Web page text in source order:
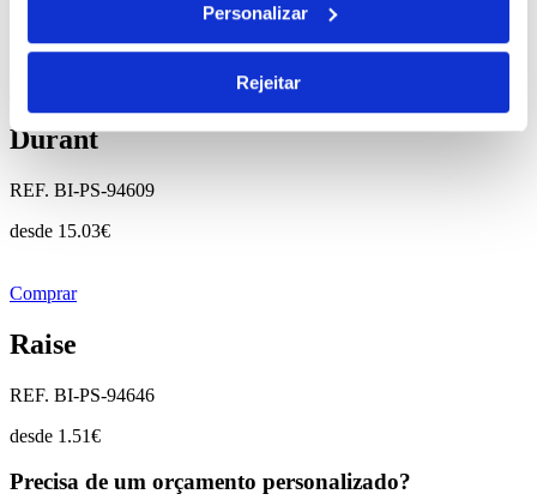
Personalizar
Rejeitar
Durant
REF. BI-PS-94609
desde 15.03€
Comprar
Raise
REF. BI-PS-94646
desde 1.51€
Precisa de um orçamento personalizado?